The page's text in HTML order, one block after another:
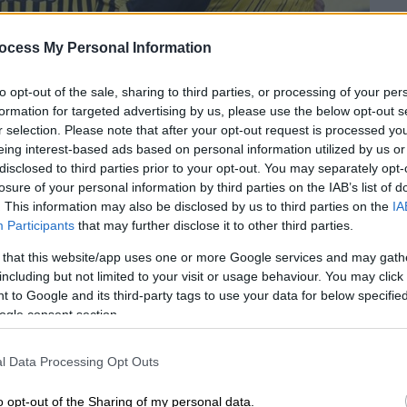
My Personal Information
opt-out of the sale, sharing to third parties, or processing of your
for targeted advertising by us, please use the below opt-out
selection. Please note that after your opt-out request is processed
interest-based ads based on personal information utilized by us
to third parties prior to your opt-out. You may separately
of your personal information by third parties on the IAB’s list of
This information may also be disclosed by us to third parties on the
Participants that may further disclose it to other third parties.
that this website/app uses one or more Google services and may
but not limited to your visit or usage behaviour. You may
to Google and its third-party tags to use your data for below
consent section.
Data Processing Opt Outs
opt-out of the Sharing of my personal data.
το ΕΘΝΟΣ στη Google
τη διαδικασία των Play Off 5-8 της
χωρίς ουσιαστικό βαθμολογικό
για τις ομάδες. Οι Θεσσαλονικείς
κατέκτησαν την πρώτη θέση στο μίνι
Κρητικοί έκλεισαν με χαμόγελα μια
την κατάκτηση του Κυπέλλου Ελλάδας